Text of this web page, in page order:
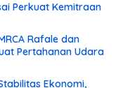
Perkuat Kemitraan
Rafale dan
Pertahanan Udara
Ekonomi,